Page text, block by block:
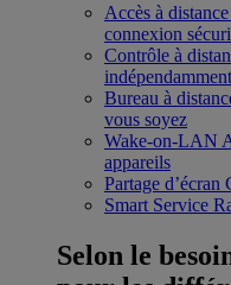
Accès à distance
connexion
Contrôle à
Bureau à
vous soyez
Wake-on-LAN
appareils
Partage d’écran
Smart Service
Selon le